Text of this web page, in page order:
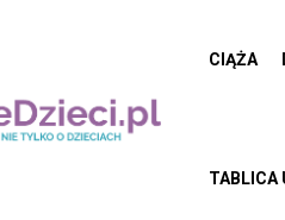
CIĄŻA
TABLICA